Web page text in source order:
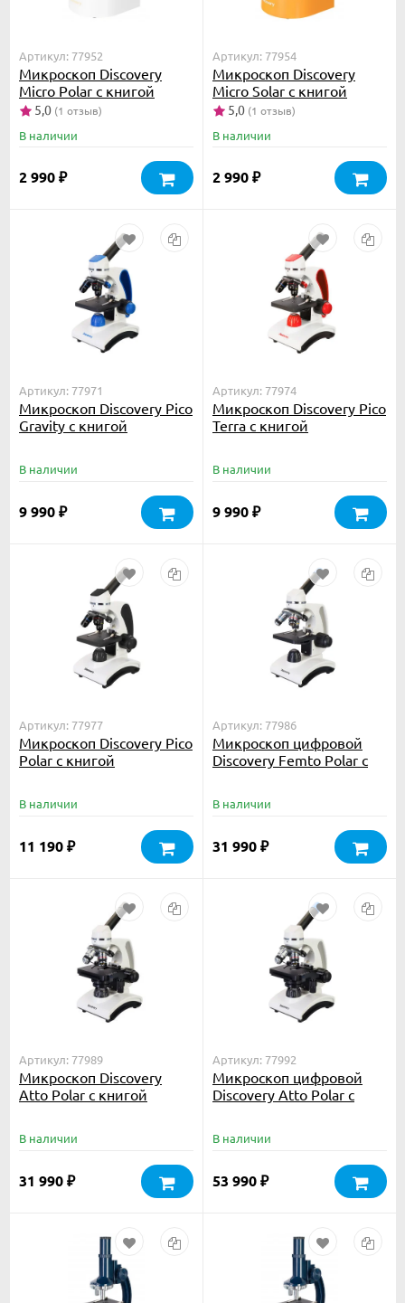
Артикул: 77952
Микроскоп Discovery
Micro Polar с книгой
5,0 (1 отзыв)
В наличии
2 990 ₽
Артикул: 77954
Микроскоп Discovery
Micro Solar с книгой
5,0 (1 отзыв)
В наличии
2 990 ₽
Артикул: 77971
Микроскоп Discovery Pico
Gravity с книгой
В наличии
9 990 ₽
Артикул: 77974
Микроскоп Discovery Pico
Terra с книгой
В наличии
9 990 ₽
Артикул: 77977
Микроскоп Discovery Pico
Polar с книгой
В наличии
11 190 ₽
Артикул: 77986
Микроскоп цифровой
Discovery Femto Polar с
В наличии
31 990 ₽
Артикул: 77989
Микроскоп Discovery
Atto Polar с книгой
В наличии
31 990 ₽
Артикул: 77992
Микроскоп цифровой
Discovery Atto Polar с
В наличии
53 990 ₽